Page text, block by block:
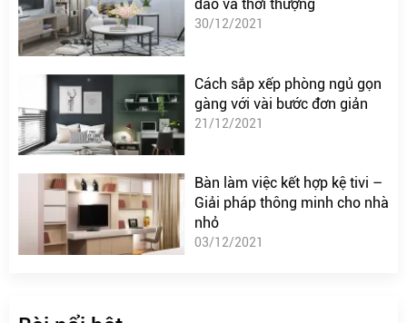
đáo và thời thượng
30/12/2021
Cách sắp xếp phòng ngủ gọn
gàng với vài bước đơn giản
21/12/2021
Bàn làm việc kết hợp kệ tivi –
Giải pháp thông minh cho nhà
nhỏ
03/12/2021